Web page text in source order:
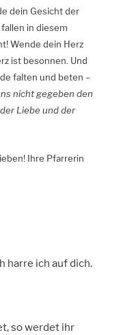
dein Gesicht der
in diesem
Wende dein Herz
ist besonnen. Und
falten und beten –
nicht gegeben den
Liebe und der
Ihre Pfarrerin
harre ich auf dich.
so werdet ihr